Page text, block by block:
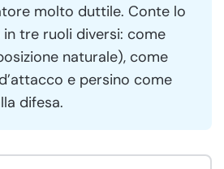
molto duttile. Conte lo
tre ruoli diversi: come
naturale), come
e persino come
difesa.